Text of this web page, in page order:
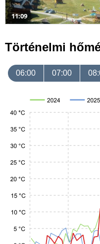
11:09
Történelmi
06:00 07:00